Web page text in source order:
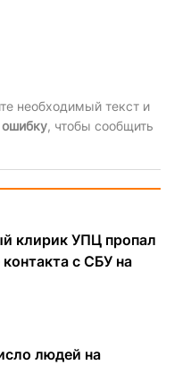
необходимый текст и
ошибку, чтобы сообщить
клирик УПЦ пропал
с СБУ на
людей на